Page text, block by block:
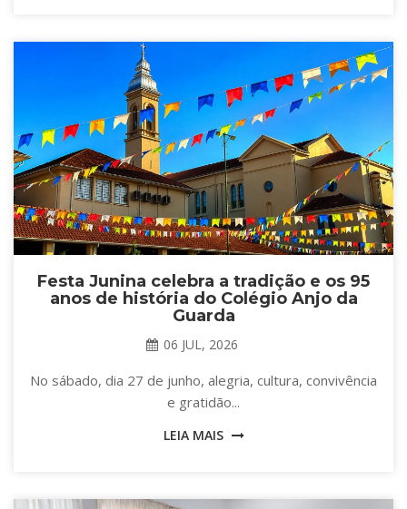
Festa Junina celebra a tradição e os 95
anos de história do Colégio Anjo da
Guarda
06 JUL, 2026
No sábado, dia 27 de junho, alegria, cultura, convivência
e gratidão...
LEIA MAIS